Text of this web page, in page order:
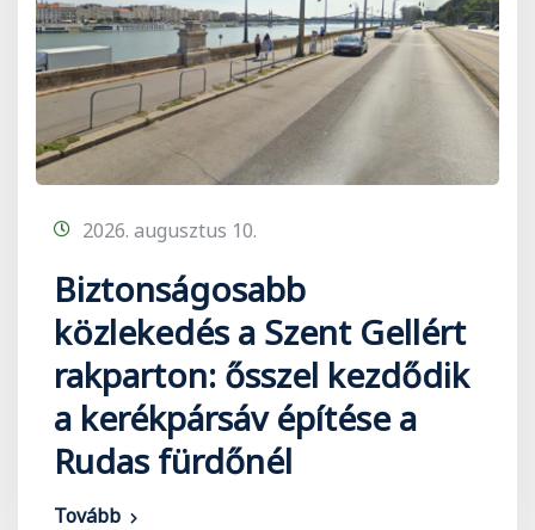
2026. augusztus 10.
Biztonságosabb
közlekedés a Szent Gellért
rakparton: ősszel kezdődik
a kerékpársáv építése a
Rudas fürdőnél
Tovább